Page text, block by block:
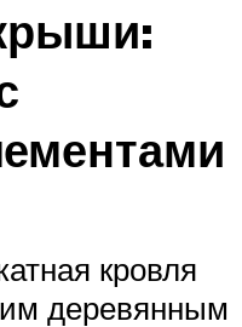
кровля
деревянным